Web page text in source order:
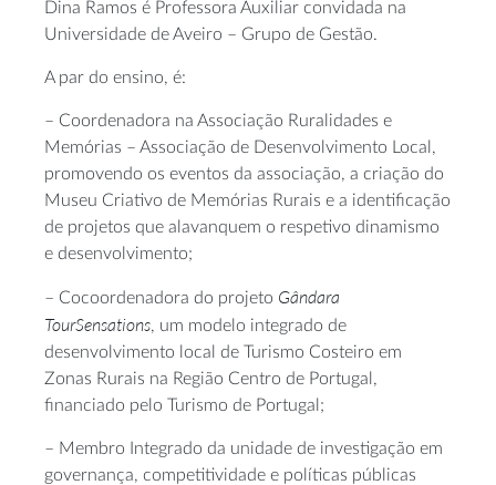
Dina Ramos é Professora Auxiliar convidada na
Universidade de Aveiro – Grupo de Gestão.
A par do ensino, é:
– Coordenadora na Associação Ruralidades e
Memórias – Associação de Desenvolvimento Local,
promovendo os eventos da associação, a criação do
Museu Criativo de Memórias Rurais e a identificação
de projetos que alavanquem o respetivo dinamismo
e desenvolvimento;
– Cocoordenadora do projeto Gândara
TourSensations, um modelo integrado de
desenvolvimento local de Turismo Costeiro em
Zonas Rurais na Região Centro de Portugal,
financiado pelo Turismo de Portugal;
– Membro Integrado da unidade de investigação em
governança, competitividade e políticas públicas